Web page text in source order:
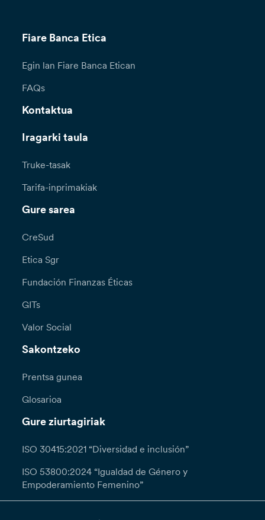
Fiare Banca Etica
Egin lan Fiare Banca Etican
FAQs
Kontaktua
Iragarki taula
Truke-tasak
Tarifa-inprimakiak
Gure sarea
CreSud
Etica Sgr
Fundación Finanzas Éticas
GITs
Valor Social
Sakontzeko
Prentsa gunea
Glosarioa
Gure ziurtagiriak
ISO 30415:2021 “Diversidad e inclusión”
ISO 53800:2024 “Igualdad de Género y
Empoderamiento Femenino”